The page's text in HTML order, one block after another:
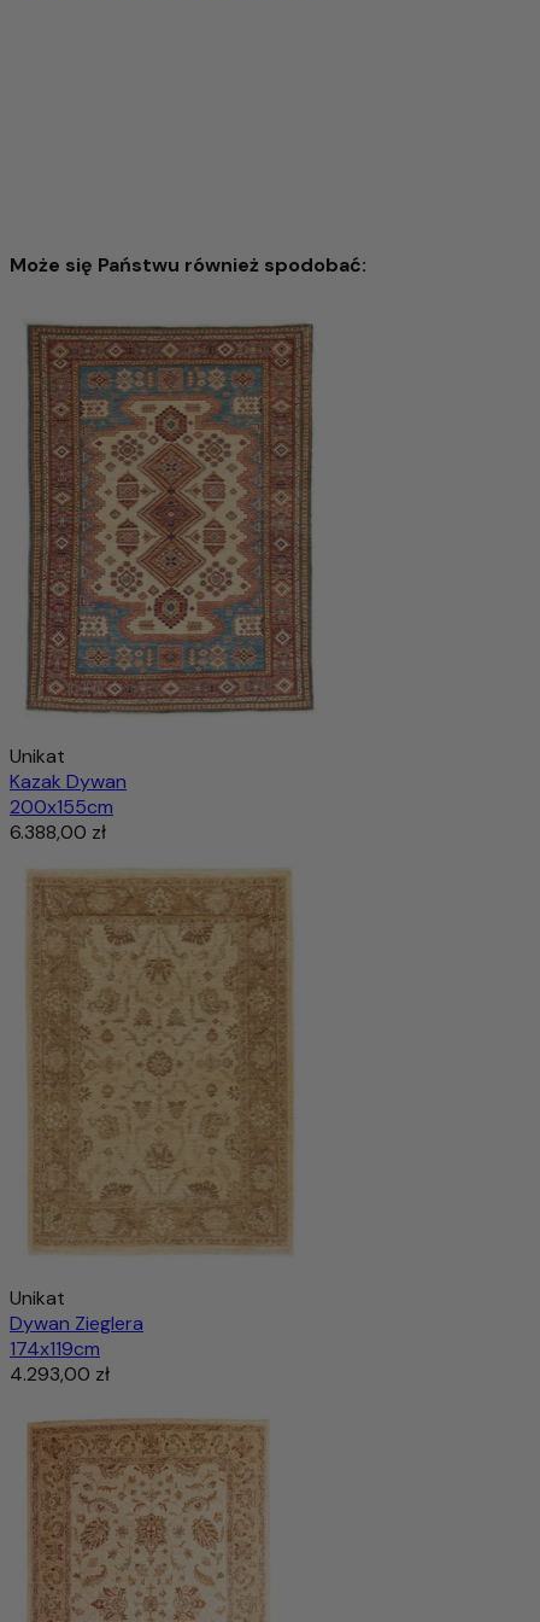
Ariana Dywan 302x207cm - Dywan orientalny
13.885,00 zł32.702,00 zł-57%
Dodaj do koszyka
Może się Państwu również spodobać:
Unikat
Kazak Dywan
200x155cm
6.388,00 zł
Unikat
Dywan Zieglera
174x119cm
4.293,00 zł